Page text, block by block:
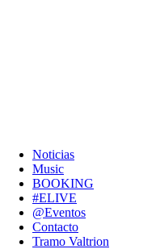
Noticias
Music
BOOKING
#ELIVE
@Eventos
Contacto
Tramo Valtrion